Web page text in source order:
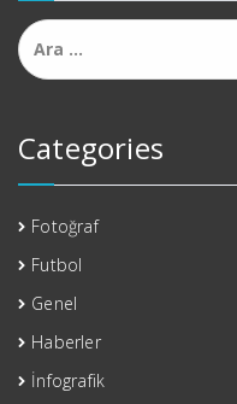
Arama:
Categories
Fotoğraf
Futbol
Genel
Haberler
İnfografik